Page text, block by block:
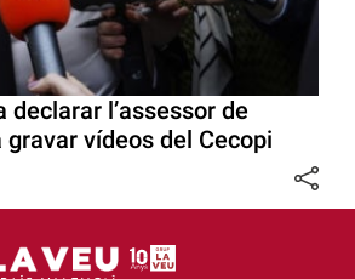
declarar l’assessor de
gravar vídeos del Cecopi